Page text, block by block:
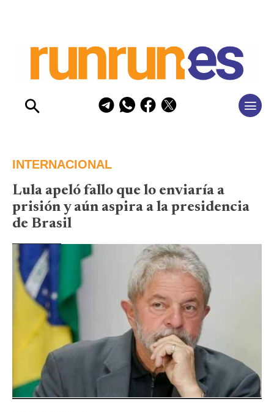
INTERNACIONAL
Lula apeló fallo que lo enviaría a
prisión y aún aspira a la presidencia
de Brasil